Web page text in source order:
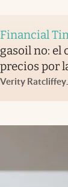
Financial
gasoil no: el
precios por
Verity Ratcliffey